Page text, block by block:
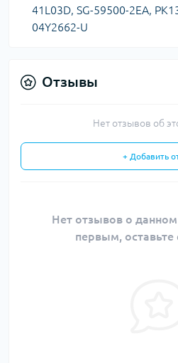
41L03D, SG-59500-2EA,
04Y2662-U
Отзывы
Нет отзывов об
+ Добавить
Нет отзывов о данном
первым, оставьте